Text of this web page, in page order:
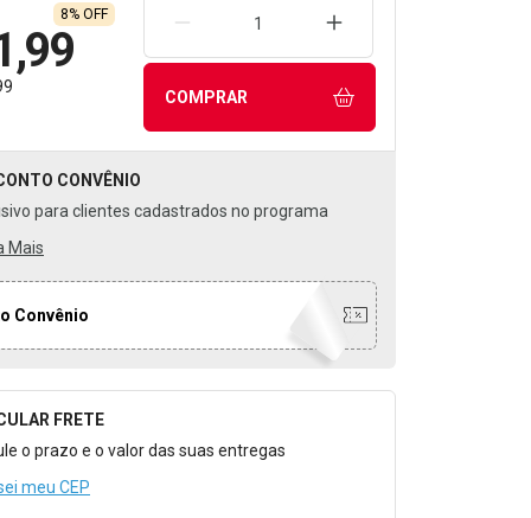
8% OFF REMOVER UMA UNIDADEAUMENTAR UMA
COMPRAR
CONVÊNIO
para clientes cadastrados no programa
Mais
Convênio
para Calcular o Frete
FRETE
o prazo e o valor das suas entregas
meu CEP